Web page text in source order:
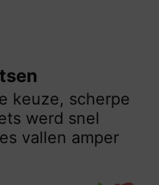
keuze, scherpe
werd snel
vallen amper